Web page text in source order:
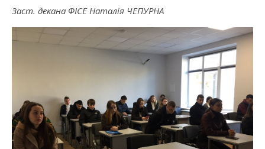
Заст. декана ФІСЕ Наталія ЧЕПУРНА